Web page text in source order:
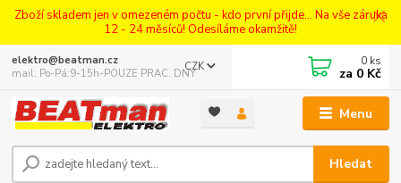
Zboží skladem jen v omezeném počtu - kdo první přijde... Na vše záruka
12 - 24 měsíců! Odesíláme okamžitě!
Menu
CZK
Hledat
elektro@beatman.cz
mail: Po-Pá:9-15h-POUZE PRAC. DNY
0 ks
za 0 Kč